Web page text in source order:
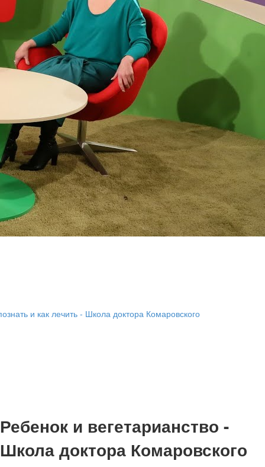
и как лечить - Школа доктора Комаровского
Ребенок и вегетарианство -
Школа доктора Комаровского